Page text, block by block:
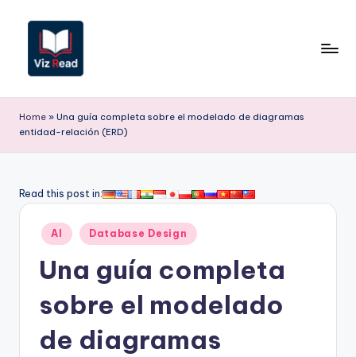
contenido
iz
R
a
Home » Una guía completa sobre el modelado de diagramas
entidad-relación (ERD)
Read this post in:
Publicado
en
AI Database Design
Una guía completa
sobre el modelado
de diagramas